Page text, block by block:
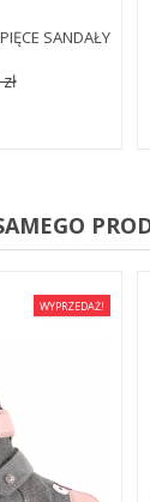
SANDAŁY
WYPRZEDAŻ!